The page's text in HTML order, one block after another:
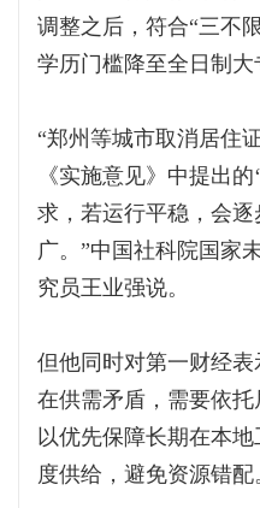
调整之后，符合“三不
学历门槛降至全日制大
“郑州等城市取消居住
《实施意见》中提出
求，若运行平稳，会
广。”中国社科院国家
究员王业强说。
但他同时对第一财经
在供需矛盾，需要依托
以优先保障长期在本
度供给，避免资源错配